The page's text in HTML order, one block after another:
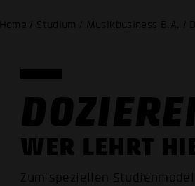
Home / Studium / Musikbusiness B.A. /
WER LEHRT
Zum speziellen